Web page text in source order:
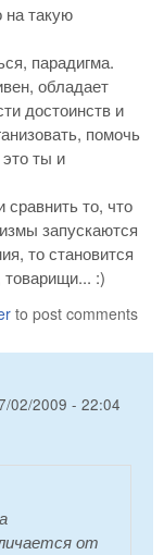
на такую
парадигма.
обладает
достоинств и
помочь
ты и
то, что
запускаются
то становится
:)
to post comments
02/2009 - 22:04
от